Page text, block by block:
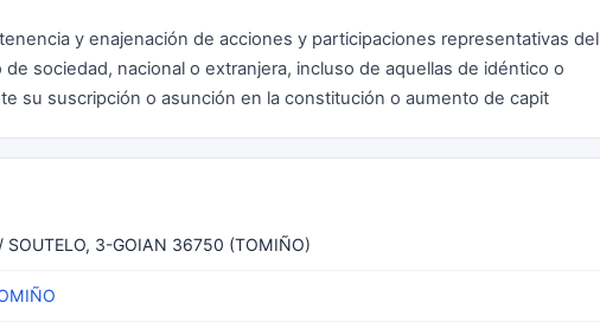
y enajenación de acciones y participaciones representativas del
sociedad, nacional o extranjera, incluso de aquellas de idéntico o
su suscripción o asunción en la constitución o aumento de capit
SOUTELO, 3-GOIAN 36750 (TOMIÑO)